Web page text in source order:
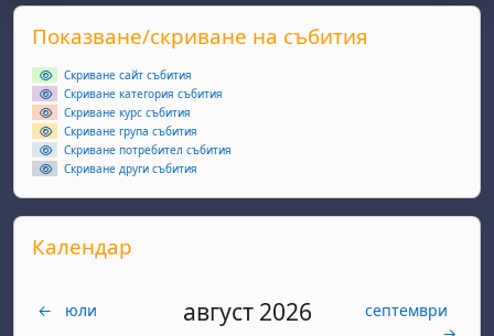
Supplementary blocks
Прескочи Показване/скриване на събития
Показване/скриване на събития
Скриване сайт събития
Скриване категория събития
Скриване курс събития
Скриване група събития
Скриване потребител събития
Скриване други събития
Прескочи Календар
Календар
← юли август 2026
септември